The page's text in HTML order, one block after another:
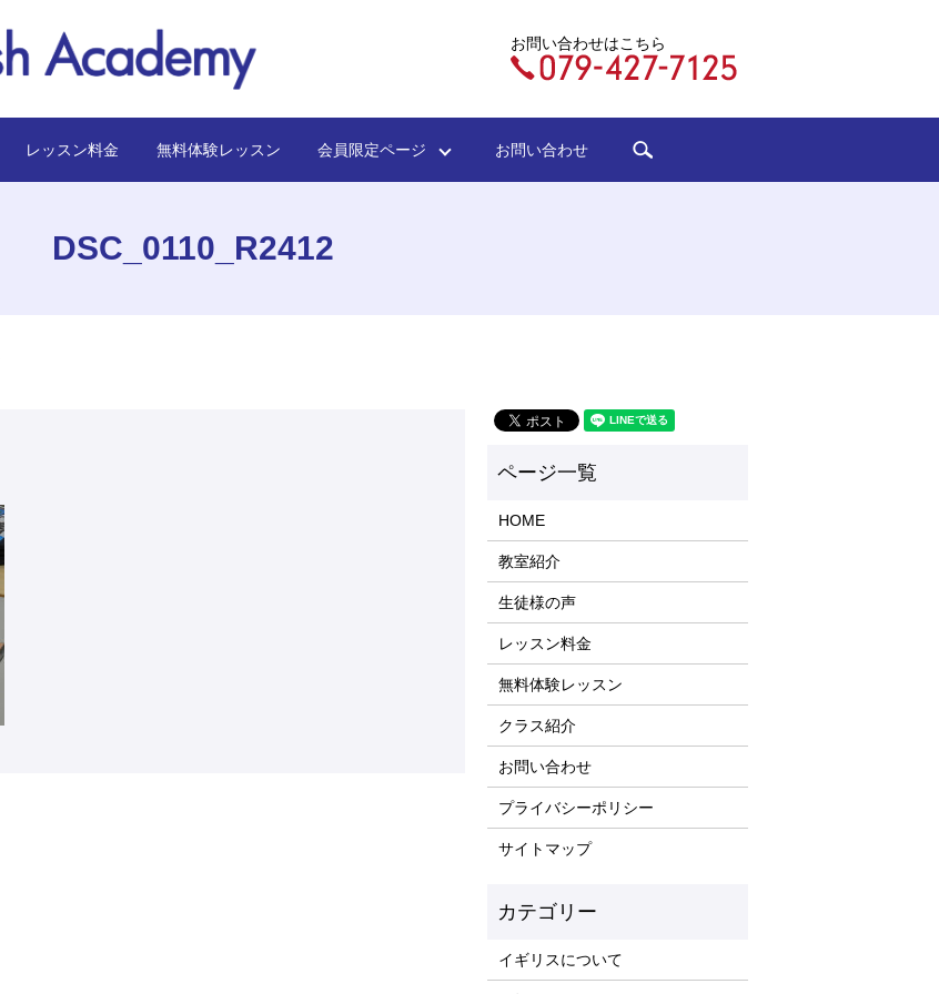
お問い合わせはこちら
レッスン料金 無料体験レッスン 会員限定ページ お問い合わせ
DSC_0110_R2412
HOME
教室紹介
生徒様の声
レッスン料金
無料体験レッスン
クラス紹介
お問い合わせ
プライバシーポリシー
サイトマップ
イギリスについて